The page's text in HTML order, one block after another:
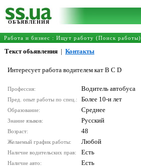
ОБЪЯВЛЕНИЯ
Работа и бизнес : Ищут работу (Поиск работы)
Текст обьявления | Контакты
Интересует работа водителем кат B C D
Профессия: Водитель автобуса
Пред. опыт работы по спец.: Более 10-и лет
Образование: Среднее
Знание языков: Русский
Возраст: 48
Желаемый график работы: Любой
Наличие водительских прав: Есть
Наличие авто: Есть